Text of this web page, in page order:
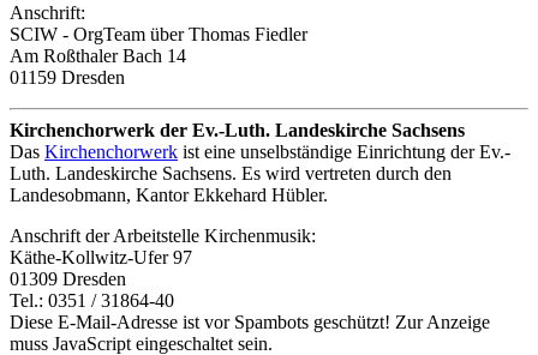
Anschrift:
SCIW - OrgTeam über Thomas Fiedler
Am Roßthaler Bach 14
01159 Dresden
Kirchenchorwerk der Ev.-Luth. Landeskirche Sachsens
Das Kirchenchorwerk ist eine unselbständige Einrichtung der Ev.-
Luth. Landeskirche Sachsens. Es wird vertreten durch den
Landesobmann, Kantor Ekkehard Hübler.
Anschrift der Arbeitstelle Kirchenmusik:
Käthe-Kollwitz-Ufer 97
01309 Dresden
Tel.: 0351 / 31864-40
Diese E-Mail-Adresse ist vor Spambots geschützt! Zur Anzeige
muss JavaScript eingeschaltet sein.